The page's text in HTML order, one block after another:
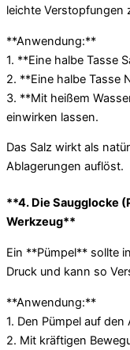
leichte Verstopfungen
**Anwendung:**
1. **Eine halbe Tasse
2. **Eine halbe Tasse
3. **Mit heißem
einwirken lassen.
Das Salz wirkt als
Ablagerungen auflöst.
**4. Die Saugglocke
Werkzeug**
Ein **Pümpel** sollte
Druck und kann so
**Anwendung:**
1. Den Pümpel auf
2. Mit kräftigen